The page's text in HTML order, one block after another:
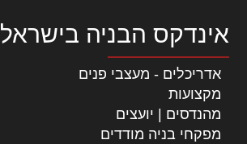
אינדקס הבניה בישראל
אדריכלים - מעצבי פנים
מקצועות
מהנדסים | יועצים
מפקחי בניה מודדים